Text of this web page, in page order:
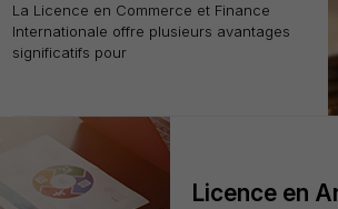
La Licence en Commerce et Finance
Internationale offre plusieurs avantages
significatifs pour
Licence en